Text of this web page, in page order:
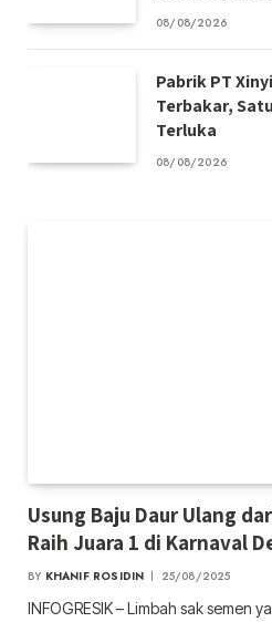
08/08/2026
Pabrik PT
Terbakar,
Terluka
08/08/2026
Usung Baju Daur Ulang
Raih Juara 1 di Karnaval
BY KHANIF ROSIDIN 25/08/2025
INFOGRESIK – Limbah sak semen